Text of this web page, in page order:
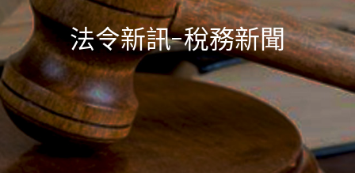
法令新訊-稅務新聞